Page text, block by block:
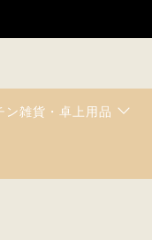
ン雑貨・卓上用品